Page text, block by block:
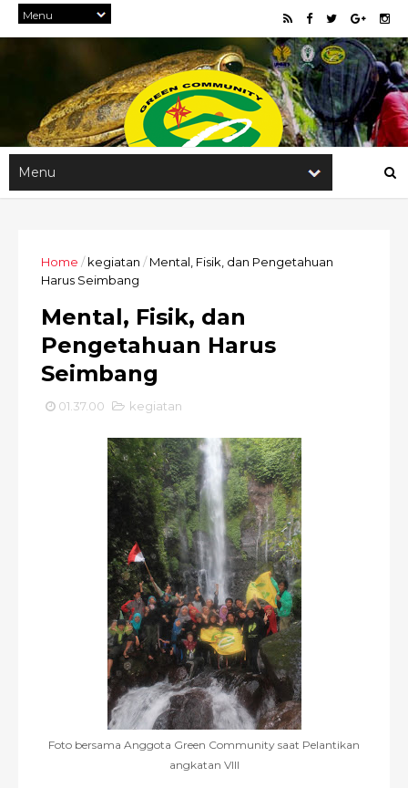
Home / kegiatan / Mental, Fisik, dan Pengetahuan
Harus Seimbang
Mental, Fisik, dan
Pengetahuan Harus
Seimbang
01.37.00 kegiatan
Foto bersama Anggota Green Community saat Pelantikan
angkatan VIII